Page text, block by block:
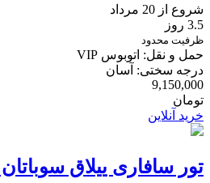
شروع از 20 مرداد
3.5 روز
ظرفیت محدود
حمل و نقل: اتوبوس VIP
درجه سختی: آسان
9,150,000
تومان
خرید آنلاین
تور سافاری ییلاق